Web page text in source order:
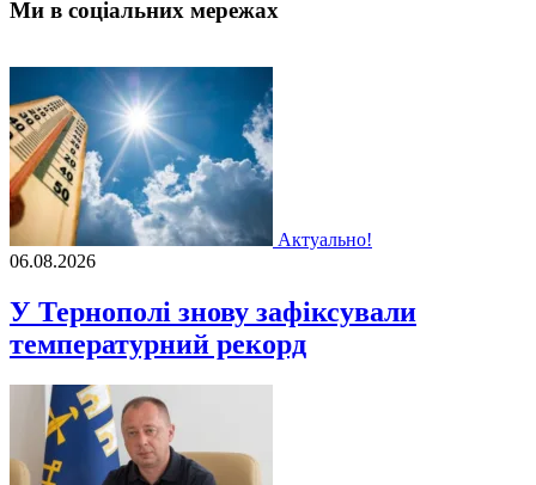
Ми в соціальних мережах
Актуально!
06.08.2026
У Тернополі знову зафіксували
температурний рекорд